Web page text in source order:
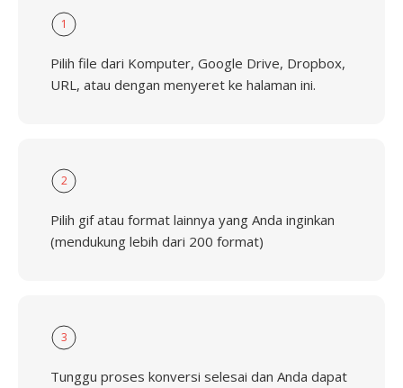
1
Pilih file dari Komputer, Google Drive, Dropbox,
URL, atau dengan menyeret ke halaman ini.
2
Pilih gif atau format lainnya yang Anda inginkan
(mendukung lebih dari 200 format)
3
Tunggu proses konversi selesai dan Anda dapat